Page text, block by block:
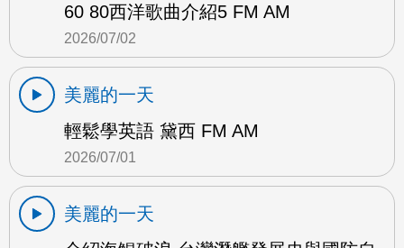
60 80西洋歌曲介紹5 FM AM
2026/07/02
美麗的一天
輕鬆學英語 黛西 FM AM
2026/07/01
美麗的一天